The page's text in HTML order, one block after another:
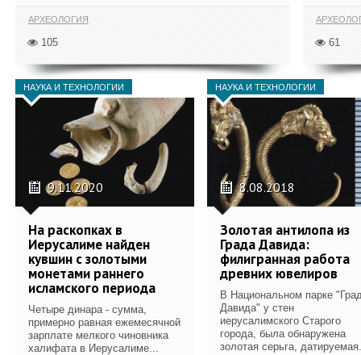
АРХЕОЛОГИЯ
105 61
НАУКА И ТЕХНОЛОГИИ
9.11.2020
На раскопках в
Иерусалиме найден
кувшин с золотыми
монетами раннего
исламского периода
Четыре динара - сумма,
примерно равная ежемесячной
зарплате мелкого чиновника
халифата в Иерусалиме...
НАУКА И ТЕХНОЛОГИИ
8.08.2018
Золотая антилопа из
Града Давида:
филигранная работа
древних ювелиров
В Национальном парке
Давида" у стен
иерусалимского Старого
города, была обнаружена
золотая серьга,